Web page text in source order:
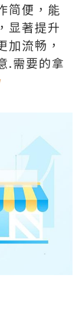
简便，能
显著提升
加流畅，
.需要的拿